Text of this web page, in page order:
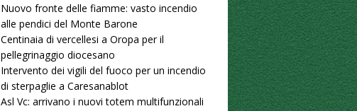
Nuovo fronte delle fiamme: vasto incendio
alle pendici del Monte Barone
Centinaia di vercellesi a Oropa per il
pellegrinaggio diocesano
Intervento dei vigili del fuoco per un incendio
di sterpaglie a Caresanablot
Asl Vc: arrivano i nuovi totem multifunzionali